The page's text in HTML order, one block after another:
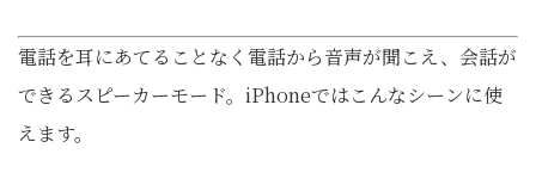
電話を耳にあてることなく電話から音声が聞こえ、会話が
できるスピーカーモード。iPhoneではこんなシーンに使
えます。